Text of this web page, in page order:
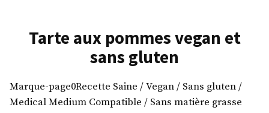
Tarte aux pommes vegan et
sans gluten
Marque-page0Recette Saine / Vegan / Sans gluten /
Medical Medium Compatible / Sans matière grasse